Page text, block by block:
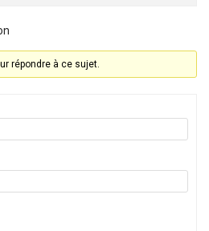
répondre à ce sujet.